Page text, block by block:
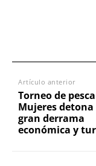
Artículo anterior
Torneo de
Mujeres
gran derrama
económica y